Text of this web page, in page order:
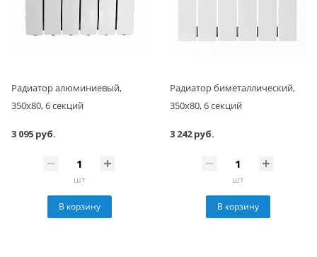
Радиатор алюминиевый,
350x80, 6 секций
3 095 руб.
шт
В корзину
Радиатор биметаллический,
350x80, 6 секций
3 242 руб.
шт
В корзину